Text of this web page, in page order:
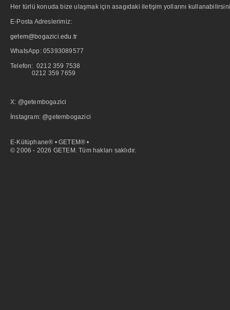
Her türlü konuda bize ulaşmak için asagıdaki iletişim yollarını
E-Posta Adreslerimiz:
getem@bogazici.edu.tr
WhatsApp: 05393089577
Telefon: 0212 359 7538
0212 359 7659
X: @getembogazici
İnstagram: @getembogazici
E-Kütüphane® • GETEM® •
© 2006 - 2026 GETEM. Tüm hakları saklıdır.